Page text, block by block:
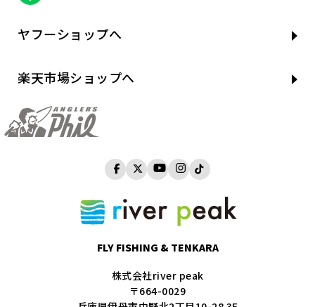
FLY FISHING & TENKARA
株式会社river peak
〒664-0029
ヤフーショップへ
楽天市場ショップへ